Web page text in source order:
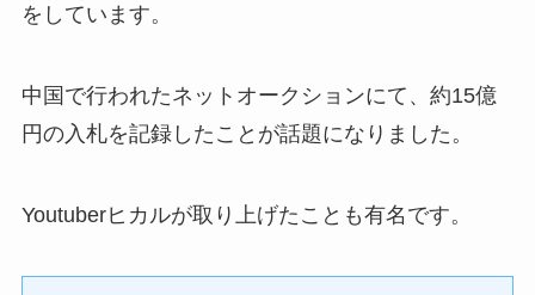
をしています。
中国で行われたネットオークションにて、約15億
円の入札を記録したことが話題になりました。
Youtuberヒカルが取り上げたことも有名です。